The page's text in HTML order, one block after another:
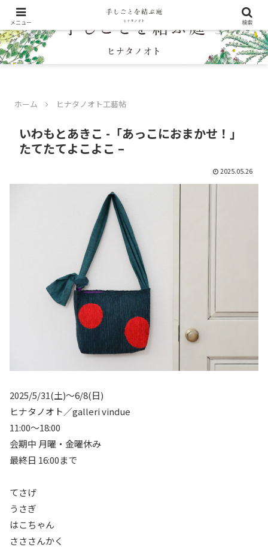
ホーム ヒナタノオト工藝帖
いわもとあきこ -「あっこにおまかせ！」
たてたてよこよこ –
2025.05.26
2025/5/31(土)〜6/8(日)
ヒナタノオト／galleri vindue
11:00～18:00
会期中 月曜・金曜休み
最終日 16:00まで
てさげ
うさぎ
はこちゃん
さささんかく
メニュー 検索